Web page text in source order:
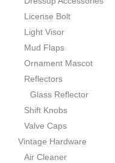
License Bolt
Light Visor
Mud Flaps
Ornament Mascot
Reflectors
Glass Reflector
Shift Knobs
Valve Caps
Vintage Hardware
Air Cleaner